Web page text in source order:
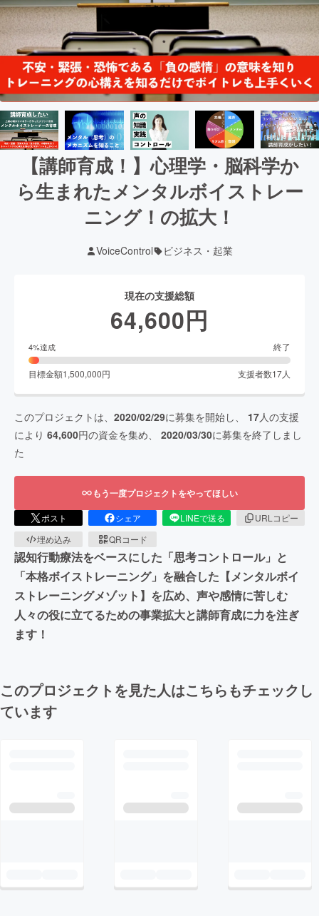
【講師育成！】心理学・脳科学か
ら生まれたメンタルボイストレー
ニング！の拡大！
VoiceControl ビジネス・起業
現在の支援総額
64,600円
4%達成 終了
目標金額1,500,000円 支援者数17人
このプロジェクトは、 2020/02/29に募集を開始し、 17人の支援
により 64,600円の資金を集め、 2020/03/30に募集を終了しまし
た
もう一度プロジェクトをやってほしい
ポスト シェア LINEで送る
URLコピー
埋め込み
QRコード
認知行動療法をベースにした「思考コントロール」と
「本格ボイストレーニング」を融合した【メンタルボイ
ストレーニングメゾット】を広め、声や感情に苦しむ
人々の役に立てるための事業拡大と講師育成に力を注ぎ
ます！
このプロジェクトを見た人はこちらもチェックし
ています